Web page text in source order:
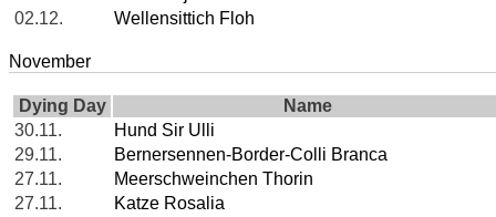
02.12.
Wellensittich Floh
November
Dying Day
Name
30.11.
Hund Sir Ulli
29.11.
Bernersennen-Border-Colli Branca
27.11.
Meerschweinchen Thorin
27.11.
Katze Rosalia